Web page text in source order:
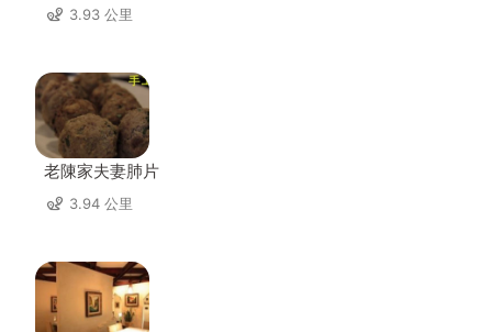
3.93 公里
老陳家夫妻肺片
3.94 公里